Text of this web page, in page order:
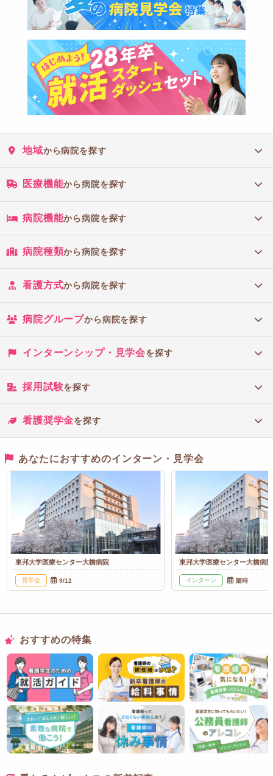
地域から病院を探す
医療機能から病院を探す
病院機能から病院を探す
病院種類から病院を探す
看護方式から病院を探す
病院グループから病院を探す
インターンシップ・見学会を探す
採用試験を探す
看護奨学金を探す
あなたにおすすめのインターン・見学会
東邦大学医療センター大橋病院
見学会 9/12
東邦大学医療センター大橋病院
インターン 随時
おすすめの特集